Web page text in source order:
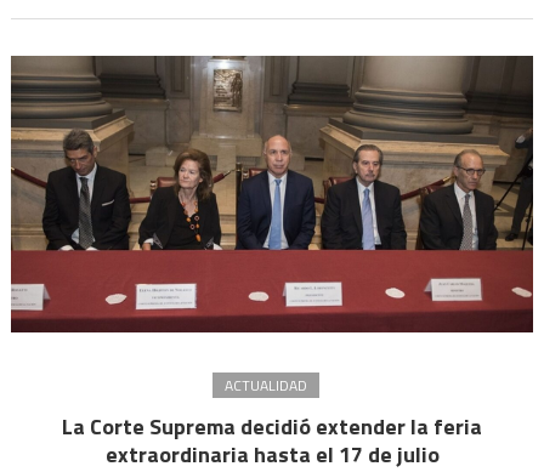
cómo
será
la
a
la
ACTUALIDAD
La Corte Suprema decidió extender la feria
extraordinaria hasta el 17 de julio